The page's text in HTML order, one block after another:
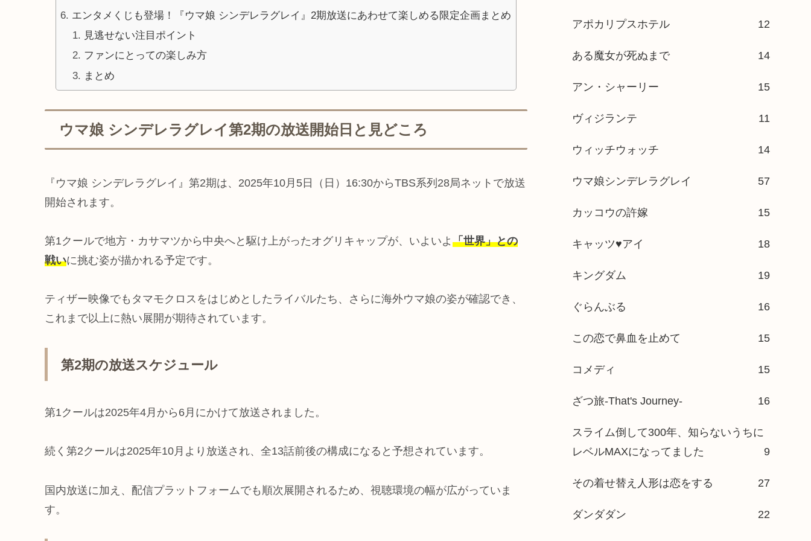
エンタメくじも登場！『ウマ娘 シンデレラグレイ』2期放送にあわせて楽しめる限定企画まとめ
見逃せない注目ポイント
ファンにとっての楽しみ方
まとめ
ウマ娘 シンデレラグレイ第2期の放送開始日と見どころ
『ウマ娘 シンデレラグレイ』第2期は、2025年10月5日（日）16:30からTBS系列28局ネットで放送
開始されます。
第1クールで地方・カサマツから中央へと駆け上がったオグリキャップが、いよいよ 「世界」との
戦いに挑む姿が描かれる予定です。
ティザー映像でもタマモクロスをはじめとしたライバルたち、さらに海外ウマ娘の姿が確認でき、
これまで以上に熱い展開が期待されています。
第2期の放送スケジュール
第1クールは2025年4月から6月にかけて放送されました。
続く第2クールは2025年10月より放送され、全13話前後の構成になると予想されています。
国内放送に加え、配信プラットフォームでも順次展開されるため、視聴環境の幅が広がっていま
す。
アポカリプスホテル 12
ある魔女が死ぬまで 14
アン・シャーリー 15
ヴィジランテ 11
ウィッチウォッチ 14
ウマ娘シンデレラグレイ 57
カッコウの許嫁 15
キャッツ♥アイ 18
キングダム 19
ぐらんぶる 16
この恋で鼻血を止めて 15
コメディ 15
ざつ旅-That's Journey- 16
スライム倒して300年、知らないうちに
レベルMAXになってました
9
その着せ替え人形は恋をする 27
ダンダダン 22